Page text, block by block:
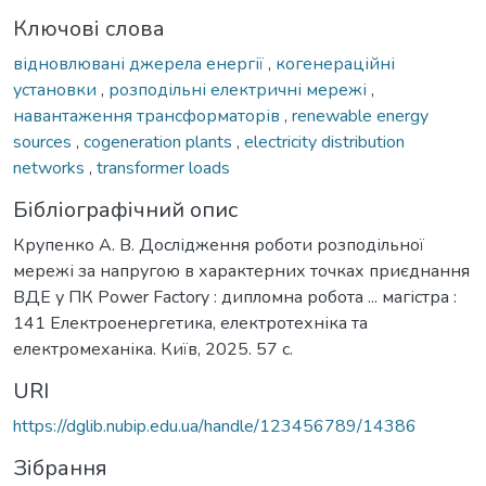
Ключові слова
відновлювані джерела енергії, когенераційні
установки , розподільні електричні мережі ,
навантаження трансформаторів , renewable energy
sources , cogeneration plants , electricity distribution
networks , transformer loads
Бібліографічний опис
Крупенко А. В. Дослідження роботи розподільної
мережі за напругою в характерних точках приєднання
ВДЕ у ПК Power Factory : дипломна робота ... магістра :
141 Електроенергетика, електротехніка та
електромеханіка. Київ, 2025. 57 с.
URI
https://dglib.nubip.edu.ua/handle/123456789/14386
Зібрання